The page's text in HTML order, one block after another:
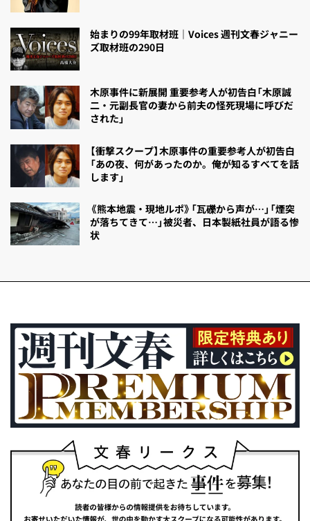
始まりの99年取材班｜Voices 週刊文春ジャニー
ズ取材班の290日
木原事件に新展開 重要参考人が初告白「木原誠
二・元副長官の妻から前夫の怪死現場に呼びだ
された」
【衝撃スクープ】木原事件の重要参考人が初告白
「あの夜、何があったのか。俺が知るすべてを話
します」
《熊本地震・現地ルポ》「瓦礫から声が…」「煙突
が落ちてきて…」被災者、日本製紙社員が語る惨
状